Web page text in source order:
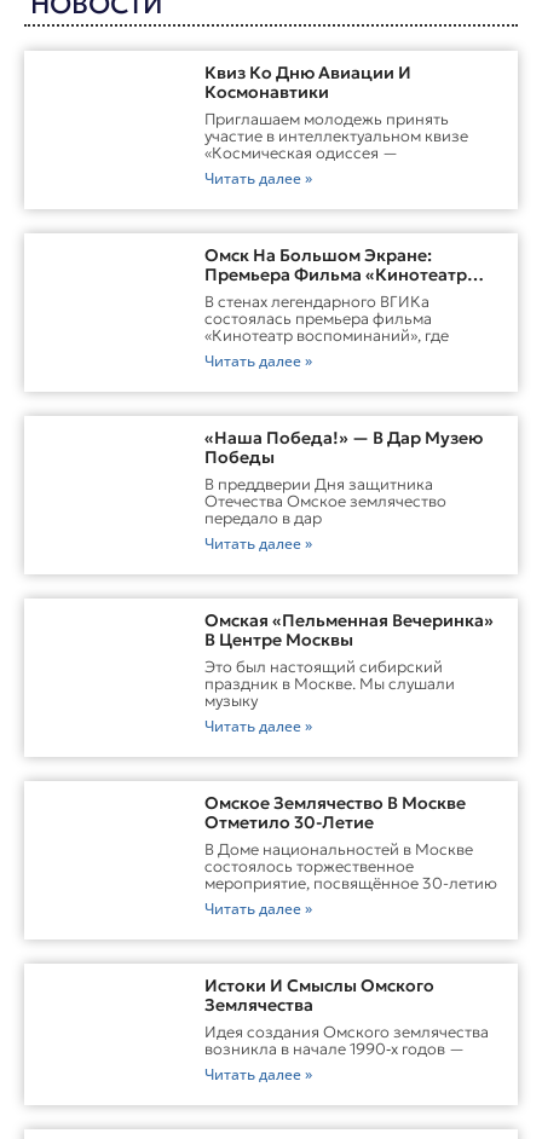
Квиз Ко Дню Авиации И
Космонавтики
Приглашаем молодежь принять
участие в интеллектуальном квизе
«Космическая одиссея —
Читать далее »
Омск На Большом Экране:
Премьера Фильма «Кинотеатр
Воспоминаний»
В стенах легендарного ВГИКа
состоялась премьера фильма
«Кинотеатр воспоминаний», где
Читать далее »
«Наша Победа!» — В Дар Музею
Победы
В преддверии Дня защитника
Отечества Омское землячество
передало в дар
Читать далее »
Омская «Пельменная Вечеринка»
В Центре Москвы
Это был настоящий сибирский
праздник в Москве. Мы слушали
музыку
Читать далее »
Омское Землячество В Москве
Отметило 30-Летие
В Доме национальностей в Москве
состоялось торжественное
мероприятие, посвящённое 30-летию
Читать далее »
Истоки И Смыслы Омского
Землячества
Идея создания Омского землячества
возникла в начале 1990‑х годов —
Читать далее »